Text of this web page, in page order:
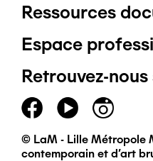
Pied
de
page
principal
Ressources
Espace
Retrouvez-
© LaM - Lille Métropole
contemporain et d'art